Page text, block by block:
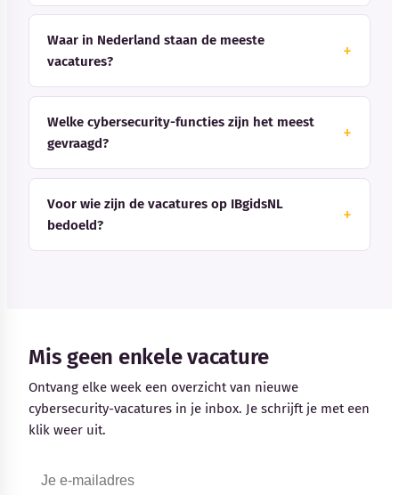
Waar in Nederland staan de meeste
vacatures?
Welke cybersecurity-functies zijn het meest
gevraagd?
Voor wie zijn de vacatures op IBgidsNL
bedoeld?
Mis geen enkele vacature
Ontvang elke week een overzicht van nieuwe
cybersecurity-vacatures in je inbox. Je schrijft je met een
klik weer uit.